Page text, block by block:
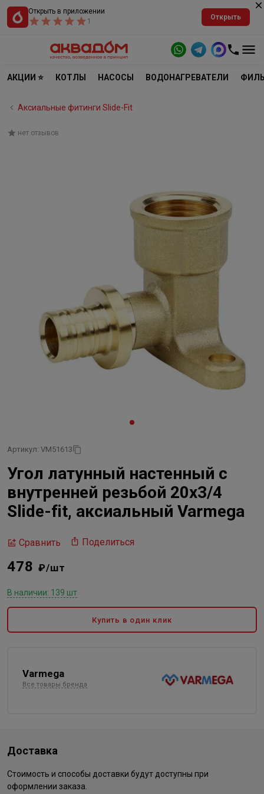
Открыть в приложении
1
Открыть
АКЦИИ ⭐ КОТЛЫ НАСОСЫ ВОДОНАГРЕВАТЕЛИ
Аксиальные фитинги Slide-Fit
нет отзывов
Артикул: VM51613
Угол латунный настенный с
внутренней резьбой 20x3/4
Slide-fit, аксиальный Varmega
Сравнить Поделиться
478 ₽/шт
В наличии: 139 шт
Купить в один клик
Varmega
Все товары бренда
Доставка
Стоимость и способы доставки будут доступны при
оформлении заказа.